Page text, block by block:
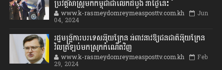
ប្រវត្តិសាស្រ្តមកកម្ពុជាជាលើកដំបូង នាថ្ងៃនេះ
www.k-rasmeydomreymeasposttv.com.kh Jun
04, 2024
រដ្ឋមន្ត្រីការបរទេសអ៊ុយក្រែន អំពាវនាវឱ្យជនជាតិអ៊ុយក្រែន
វិលត្រឡប់មកស្រុកកំណើតវិញ
www.k-rasmeydomreymeasposttv.com.kh Feb
29, 2024